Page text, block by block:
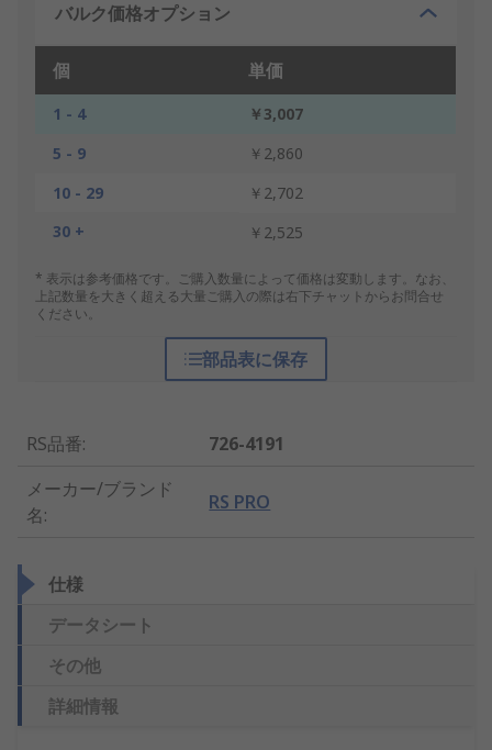
バルク価格オプション
個 単価
1 - 4
￥3,007
5 - 9
￥2,860
10 - 29
￥2,702
30 +
￥2,525
* 表示は参考価格です。ご購入数量によって価格は変動します。なお、
上記数量を大きく超える大量ご購入の際は右下チャットからお問合せ
ください。
部品表に保存
RS品番:
726-4191
メーカー/ブランド
名:
RS PRO
仕様
データシート
その他
詳細情報